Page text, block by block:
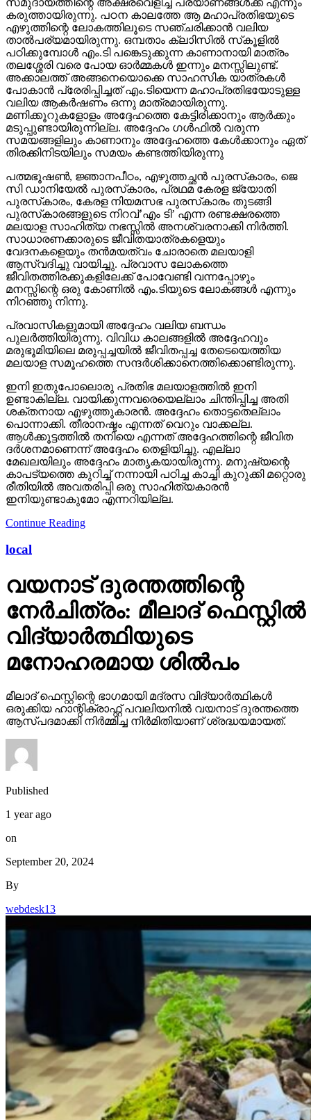
കരുത്തായിരുന്നു. പഠന കാലത്തേ ആ മഹാപ്രതിഭയുടെ
എഴുത്തിന്റെ ലോകത്തിലൂടെ സഞ്ചരിക്കാന്‍ വലിയ
താല്‍പര്യമായിരുന്നു. ഒമ്പതാം ക്ലാിസില്‍ സ്‌കൂളില്‍
പഠിക്കുമ്പോള്‍ എം.ടി പങ്കെടുക്കുന്ന കാണാനായി മാത്രം
തലശ്ശേരി വരെ പോയ ഓര്‍മ്മകള്‍ ഇന്നും മനസ്സിലുണ്ട്.
അക്കാലത്ത് അങ്ങനെയൊക്കെ സാഹസിക യാത്രകള്‍
പോകാന്‍ പ്രേരിപ്പിച്ചത് എം.ടിയെന്ന മഹാപ്രതിഭയോടുള്ള
വലിയ ആകര്‍ഷണം ഒന്നു മാത്രമായിരുന്നു.
മണിക്കൂറുകളോളം അദ്ദേഹത്തെ കേട്ടിരിക്കാനും ആര്‍ക്കും
മടുപ്പുണ്ടായിരുന്നില്ല. അദ്ദേഹം ഗള്‍ഫില്‍ വരുന്ന
സമയങ്ങളിലും കാണാനും അദ്ദേഹത്തെ കേള്‍ക്കാനും ഏത്
തിരക്കിനിടയിലും സമയം കണ്ടത്തിയിരുന്നു
പത്മഭൂഷണ്‍, ജ്ഞാനപീഠം, എഴുത്തച്ഛന്‍ പുരസ്‌കാരം, ജെ
സി ഡാനിയേല്‍ പുരസ്‌കാരം, പ്രഥമ കേരള ജ്യോതി
പുരസ്‌കാരം, കേരള നിയമസഭ പുരസ്‌കാരം തുടങ്ങി
പുരസ്‌കാരങ്ങളുടെ നിറവ്’എം ടി’ എന്ന രണ്ടക്ഷരത്തെ
മലയാള സാഹിത്യ നഭസ്സില്‍ അനശ്വരനാക്കി നിര്‍ത്തി.
സാധാരണക്കാരുടെ ജീവിതയാത്രകളെയും
വേദനകളെയും തന്‍മയത്വം ചോരാതെ മലയാളി
ആസ്വദിച്ചു വായിച്ചു. പ്രവാസ ലോകത്തെ
ജീവിതത്തിരക്കുകളിലേക്ക് പോവേണ്ടി വന്നപ്പോഴും
മനസ്സിന്റെ ഒരു കോണില്‍ എം.ടിയുടെ ലോകങ്ങള്‍ എന്നും
നിറഞ്ഞു നിന്നു.
പ്രവാസികളുമായി അദ്ദേഹം വലിയ ബന്ധം
പുലര്‍ത്തിയിരുന്നു. വിവിധ കാലങ്ങളില്‍ അദ്ദേഹവും
മരുഭൂമിയിലെ മരുപ്പച്ചയില്‍ ജീവിതപ്പച്ച തേടെയെത്തിയ
മലയാള സമൂഹത്തെ സന്ദര്‍ശിക്കാനെത്തിക്കൊണ്ടിരുന്നു.
ഇനി ഇതുപോലൊരു പ്രതിഭ മലയാളത്തില്‍ ഇനി
ഉണ്ടാകില്ല. വായിക്കുന്നവരെയെല്ലാം ചിന്തിപ്പിച്ച അതി
ശക്തനായ എഴുത്തുകാരന്‍. അദ്ദേഹം തൊട്ടതെല്ലാം
പൊന്നാക്കി. തീരാനഷ്ടം എന്നത് വെറും വാക്കല്ല.
ആള്‍ക്കൂട്ടത്തില്‍ തനിയെ എന്നത് അദ്ദേഹത്തിന്റെ ജീവിത
ദര്‍ശനമാണെന്ന് അദ്ദേഹം തെളിയിച്ചു. എല്ലാ
മേഖലയിലും അദ്ദേഹം മാതൃകയായിരുന്നു. മനുഷ്യന്റെ
കാപട്യത്തെ കുറിച്ച് നന്നായി പഠിച്ച കാച്ചി കുറുക്കി മറ്റൊരു
രീതിയില്‍ അവതരിപ്പി ഒരു സാഹിത്യകാരന്‍
ഇനിയുണ്ടാകുമോ എന്നറിയില്ല.
Continue Reading
local
വയനാട് ദുരന്തത്തിന്റെ
നേർചിത്രം: മീലാദ് ഫെസ്റ്റിൽ
വിദ്യാർത്ഥിയുടെ
മനോഹരമായ ശിൽപം
മീലാദ് ഫെസ്റ്റിന്റെ ഭാഗമായി മദ്രസ വിദ്യാർത്ഥികൾ
ഒരുക്കിയ ഹാന്റിക്രാഫ്റ്റ് പവലിയനിൽ വയനാട് ദുരന്തത്തെ
ആസ്പദമാക്കി നിർമ്മിച്ച നിർമിതിയാണ് ശ്രദ്ധയമായത്.
Published
1 year ago
on
September 20, 2024
By
webdesk13